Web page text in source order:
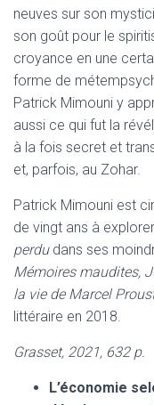
neuves sur son
son goût pour le
croyance en une
forme de
Patrick Mimouni y
aussi ce qui fut la
à la fois secret et
et, parfois, au Zohar.
Patrick Mimouni est
de vingt ans à explorer
perdudans ses
Mémoires maudites,
la vie de Marcel
littéraire en 2018.
Grasset, 2021, 632 p.
L’économie